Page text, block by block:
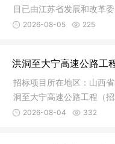
目已由江苏省发展和改革
目代码:
2026-08-05 225
洪洞至大宁高速公路工
招标项目所在地区：山西
洞至大宁高速公路工程（
001，以下简
2026-08-04 332